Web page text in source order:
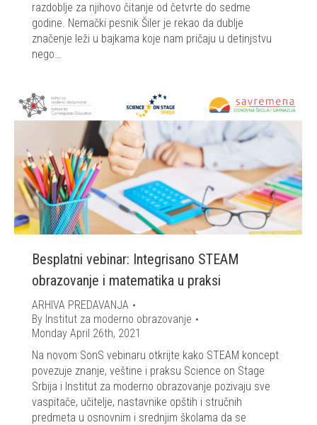
razdoblje za njihovo čitanje od četvrte do sedme
godine. Nemački pesnik Šiler je rekao da dublje
značenje leži u bajkama koje nam pričaju u detinjstvu
nego…
Besplatni vebinar: Integrisano STEAM
obrazovanje i matematika u praksi
ARHIVA PREDAVANJA
By Institut za moderno obrazovanje
Monday April 26th, 2021
Na novom SonS vebinaru otkrijte kako STEAM koncept
povezuje znanje, veštine i praksu Science on Stage
Srbija i Institut za moderno obrazovanje pozivaju sve
vaspitače, učitelje, nastavnike opštih i stručnih
predmeta u osnovnim i srednjim školama da se